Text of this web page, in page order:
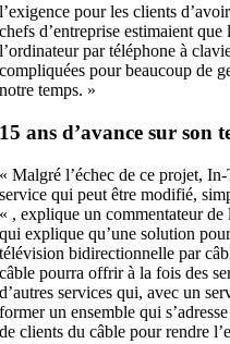
l’exigence pour les clients
chefs d’entreprise estimaient
l’ordinateur par téléphone à
compliquées pour beaucoup de
notre temps. »
15 ans d’avance sur son
« Malgré l’échec de ce projet,
service qui peut être modifié,
« , explique un commentateur
qui explique qu’une solution
télévision bidirectionnelle par
câble pourra offrir à la fois des
d’autres services qui, avec un
former un ensemble qui
de clients du câble pour rendre